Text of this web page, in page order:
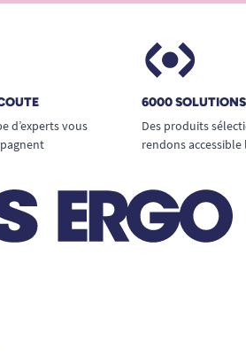
d’experts vous
6000
Des produits
rendons